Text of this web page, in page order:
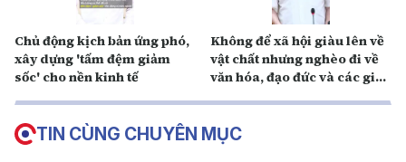
Chủ động kịch bản ứng phó,
xây dựng 'tấm đệm giảm
sốc' cho nền kinh tế
Không để xã hội giàu lên về
vật chất nhưng nghèo đi về
văn hóa, đạo đức và các giá
TIN CÙNG CHUYÊN MỤC